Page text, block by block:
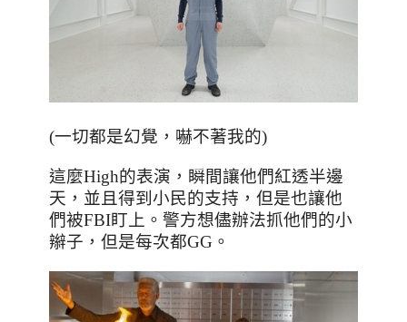
(一切都是幻覺，嚇不著我的)
這麼High的表演，瞬間讓他們紅透半邊
天，並且得到小民的支持，但是也讓他
們被FBI盯上。警方想儘辦法抓他們的小
辮子，但是每次都GG 。